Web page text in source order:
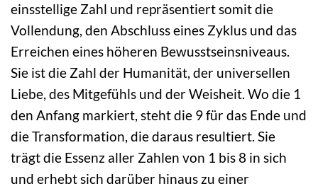
einsstellige Zahl und repräsentiert somit die
Vollendung, den Abschluss eines Zyklus und das
Erreichen eines höheren Bewusstseinsniveaus.
Sie ist die Zahl der Humanität, der universellen
Liebe, des Mitgefühls und der Weisheit. Wo die 1
den Anfang markiert, steht die 9 für das Ende und
die Transformation, die daraus resultiert. Sie
trägt die Essenz aller Zahlen von 1 bis 8 in sich
und erhebt sich darüber hinaus zu einer